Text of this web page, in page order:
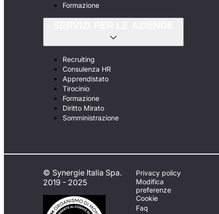
Formazione
Recruiting
Consulenza HR
Apprendistato
Tirocinio
Formazione
Diritto Mirato
Somministrazione
© Synergie Italia Spa.
2019 - 2025
Privacy policy
Modifica
preferenze
Cookie
Faq